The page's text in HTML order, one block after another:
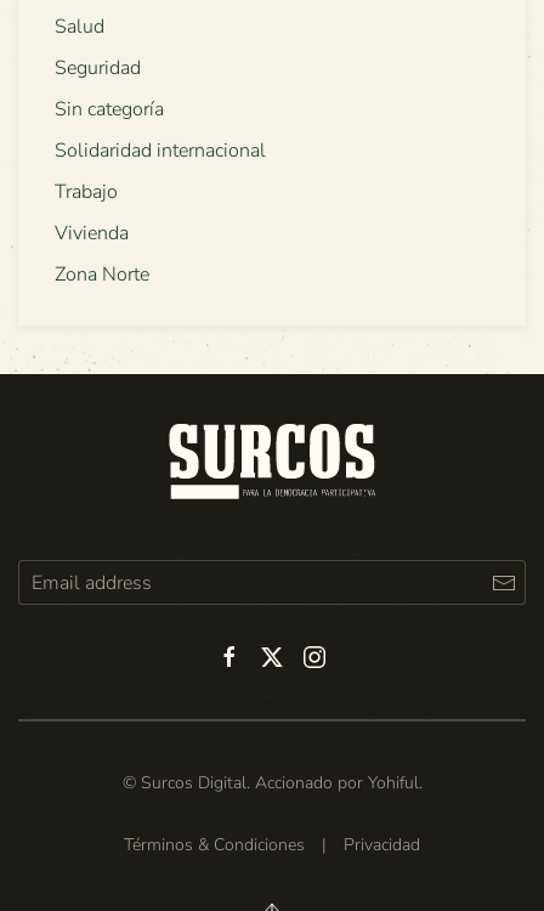
Salud
Seguridad
Sin categoría
Solidaridad internacional
Trabajo
Vivienda
Zona Norte
© Surcos Digital. Accionado por Yohiful.
Términos & Condiciones | Privacidad